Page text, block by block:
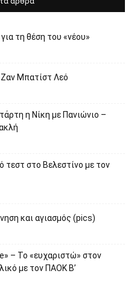
τη θέση του «νέου»
Μπατίστ Λεό
η Νίκη με Πανιώνιο –
τεστ στο Βελεστίνο με τον
και αγιασμός (pics)
– Το «ευχαριστώ» στον
με τον ΠΑΟΚ Β’